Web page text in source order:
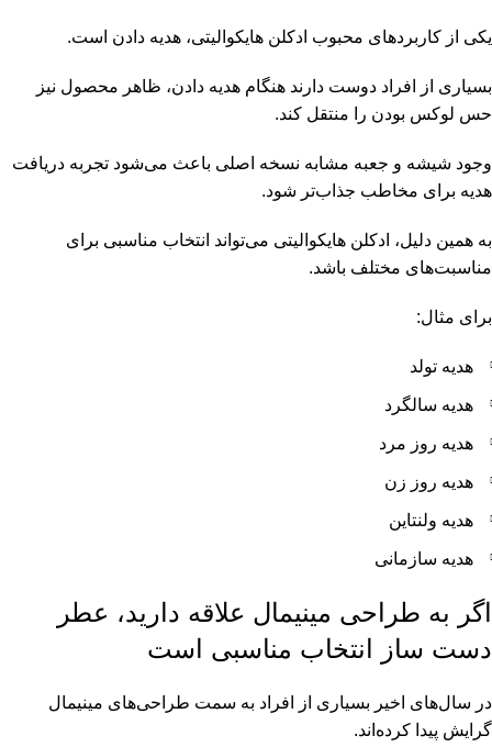
یکی از کاربردهای محبوب ادکلن هایکوالیتی، هدیه دادن است.
بسیاری از افراد دوست دارند هنگام هدیه دادن، ظاهر محصول نیز
حس لوکس بودن را منتقل کند.
وجود شیشه و جعبه مشابه نسخه اصلی باعث می‌شود تجربه دریافت
هدیه برای مخاطب جذاب‌تر شود.
به همین دلیل، ادکلن هایکوالیتی می‌تواند انتخاب مناسبی برای
مناسبت‌های مختلف باشد.
برای مثال:
هدیه تولد
هدیه سالگرد
هدیه روز مرد
هدیه روز زن
هدیه ولنتاین
هدیه سازمانی
اگر به طراحی مینیمال علاقه دارید، عطر
دست ساز انتخاب مناسبی است
در سال‌های اخیر بسیاری از افراد به سمت طراحی‌های مینیمال
گرایش پیدا کرده‌اند.